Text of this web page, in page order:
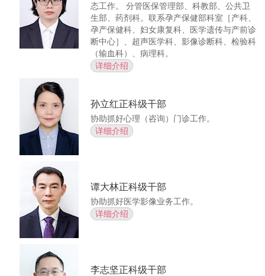
态工作。 分管医保管理部、科教部、公共卫
生部、药剂科。联系孕产保健部科室［产科、
孕产保健科、妇女康复科、医学遗传与产前诊
断中心］、超声医学科、影像诊断科、检验科
（输血科）、病理科。
详细介绍
孙立红正科级干部
协助抓好心理（咨询）门诊工作。
详细介绍
谭大林正科级干部
协助抓好医学影像业务工作。
详细介绍
李志坚正科级干部